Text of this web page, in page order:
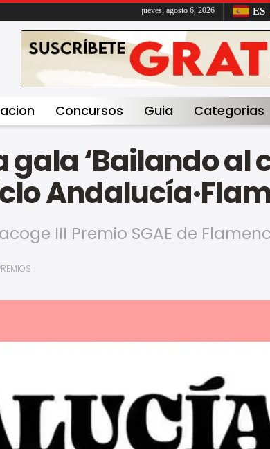
jueves, agosto 6, 2026 ES
Concursos Guia Categorias
gala ‘Bailando al
III Premio SGAE de